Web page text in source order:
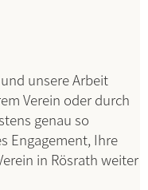
unsere Arbeit
Verein oder durch
genau so
Engagement, Ihre
in Rösrath weiter